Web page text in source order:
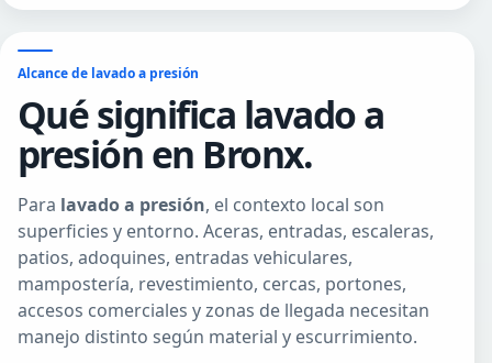
Alcance de lavado a presión
Qué significa lavado a
presión en Bronx.
Para lavado a presión, el contexto local son
superficies y entorno. Aceras, entradas, escaleras,
patios, adoquines, entradas vehiculares,
mampostería, revestimiento, cercas, portones,
accesos comerciales y zonas de llegada necesitan
manejo distinto según material y escurrimiento.